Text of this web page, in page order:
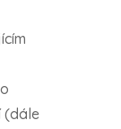
(dále